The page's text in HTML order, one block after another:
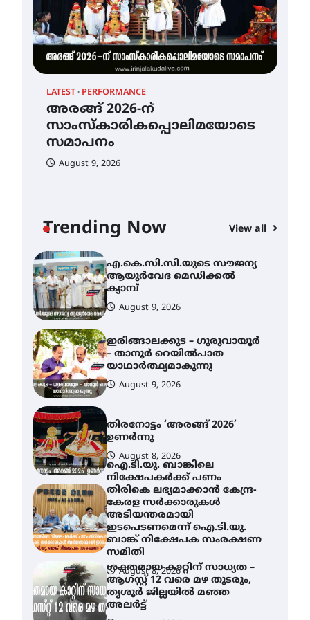
LATEST PERFORMANCE
അരങ്ങ് 2026-ന്
സാംസ്കാരികപ്പൊലിമയോടെ
സമാപനം
August 9, 2026
Trending Now View all
നിക്ഷേപകർക്ക് പണം
തിരികെ ലഭ്യമാക്കാൻ കേന്ദ്ര-
കേരള സർക്കാരുകൾ
അടിയന്തരമായി
ഇടപെടണമെന്ന് ഐ.ടി.യു.
ബാങ്ക് നിക്ഷേപക സംരക്ഷണ
സമിതി
August 8, 2026
ശക്തമായ കാറ്റിന് സാധ്യത –
ആഗസ്റ്റ് 12 വരെ മഴ തുടരും,
തൃശൂർ ജില്ലയിൽ മഞ്ഞ
അലർട്ട്
August 8, 2026
August 9, 2026
എ.കെ.സി.സി.യുടെ സൗജന്യ
ആയുർവേദ മെഡിക്കൽ
ക്യാമ്പ്
August 9, 2026
ഇരിങ്ങാലക്കുട – ഗുരുവായൂർ
– താനൂർ റെയിൽപാത
യാഥാർത്ഥ്യമാകുന്നു
August 9, 2026
തിരനോട്ടം ‘അരങ്ങ് 2026’
ഉണർന്നു
August 8, 2026
ഐ.ടി.യു. ബാങ്കിലെ
നിക്ഷേപകർക്ക് പണം
തിരികെ ലഭ്യമാക്കാൻ കേന്ദ്ര-
കേരള സർക്കാരുകൾ
അടിയന്തരമായി
ഇടപെടണമെന്ന് ഐ.ടി.യു.
ബാങ്ക് നിക്ഷേപക സംരക്ഷണ
സമിതി
August 8, 2026
ശക്തമായ കാറ്റിന് സാധ്യത –
ആഗസ്റ്റ് 12 വരെ മഴ തുടരും,
തൃശൂർ ജില്ലയിൽ മഞ്ഞ
അലർട്ട്